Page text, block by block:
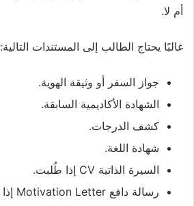
أم لا.
غالبًا يحتاج الطالب إلى المستندات التالية:
جواز السفر أو وثيقة الهوية.
الشهادة الأكاديمية السابقة.
كشف الدرجات.
شهادة اللغة.
السيرة الذاتية CV إذا طُلبت.
رسالة دافع Motivation Letter إذا طُلبت.